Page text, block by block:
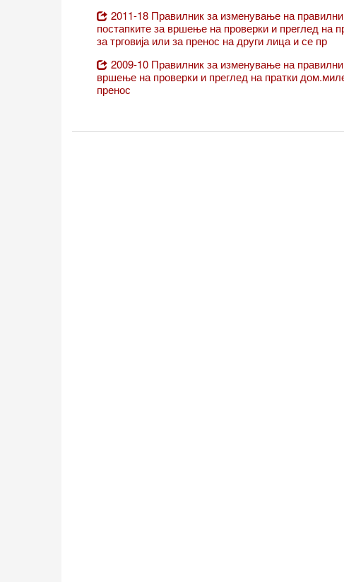
2011-18 Правилник за изменување на
постапките за вршење на проверки и преглед на
за трговија или за пренос на други лица и се пр
2009-10 Правилник за изменување на
вршење на проверки и преглед на пратки
пренос